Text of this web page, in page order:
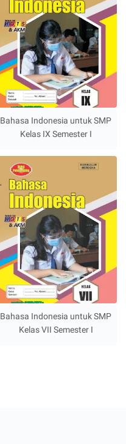
Bahasa Indonesia untuk SMP
Kelas IX Semester I
Bahasa Indonesia untuk SMP
Kelas VII Semester I